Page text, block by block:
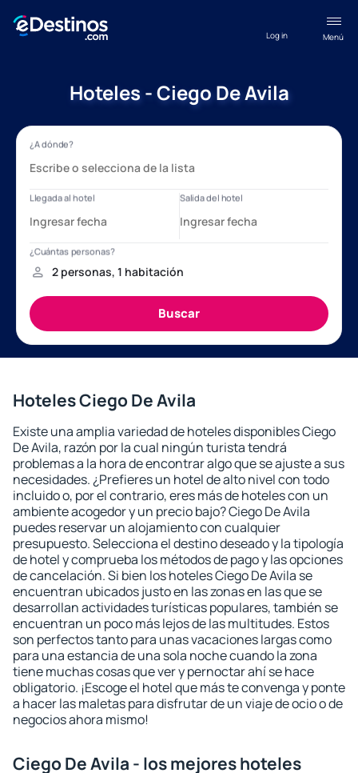
Menú
Log in
Hoteles - Ciego De Avila
Hoteles Ciego De Avila
Existe una amplia variedad de hoteles disponibles Ciego
De Avila, razón por la cual ningún turista tendrá
problemas a la hora de encontrar algo que se ajuste a sus
necesidades. ¿Prefieres un hotel de alto nivel con todo
incluido o, por el contrario, eres más de hoteles con un
ambiente acogedor y un precio bajo? Ciego De Avila
puedes reservar un alojamiento con cualquier
presupuesto. Selecciona el destino deseado y la tipología
de hotel y comprueba los métodos de pago y las opciones
de cancelación. Si bien los hoteles Ciego De Avila se
encuentran ubicados justo en las zonas en las que se
desarrollan actividades turísticas populares, también se
encuentran un poco más lejos de las multitudes. Estos
son perfectos tanto para unas vacaciones largas como
para una estancia de una sola noche cuando la zona
tiene muchas cosas que ver y pernoctar ahí se hace
obligatorio. ¡Escoge el hotel que más te convenga y ponte
a hacer las maletas para disfrutar de un viaje de ocio o de
negocios ahora mismo!
Ciego De Avila - los mejores hoteles